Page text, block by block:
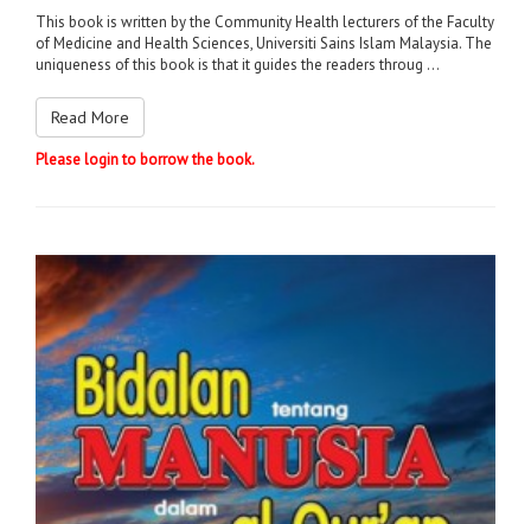
This book is written by the Community Health lecturers of the Faculty
of Medicine and Health Sciences, Universiti Sains Islam Malaysia. The
uniqueness of this book is that it guides the readers throug ...
Read More
Please login to borrow the book.